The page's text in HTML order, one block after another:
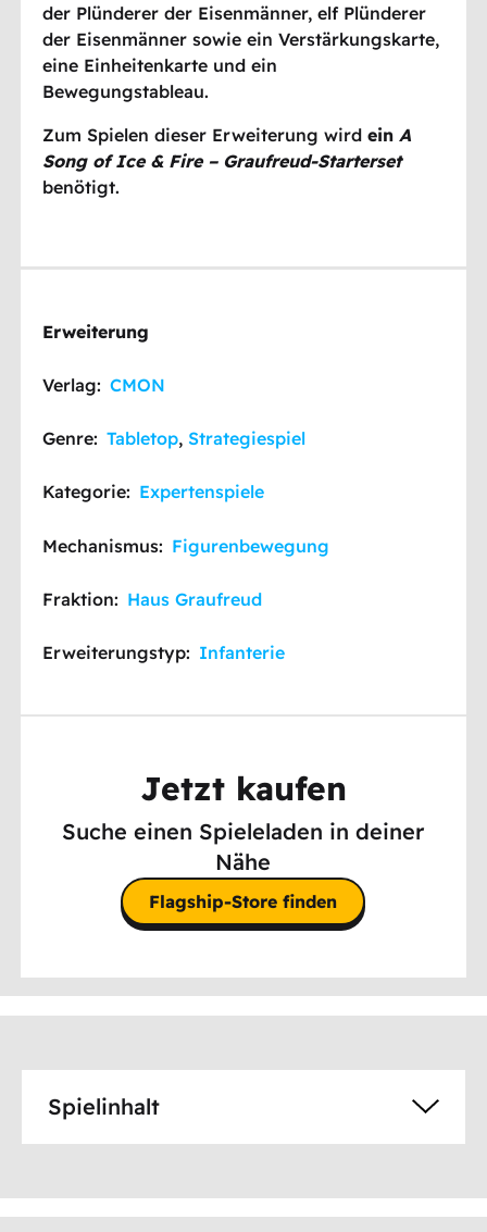
der Plünderer der Eisenmänner, elf Plünderer
der Eisenmänner sowie ein Verstärkungskarte,
eine Einheitenkarte und ein
Bewegungstableau.
Zum Spielen dieser Erweiterung wirdeinA
Song of Ice & Fire – Graufreud-Starterset
benötigt.
Erweiterung
Verlag: CMON
Genre: Tabletop, Strategiespiel
Kategorie: Expertenspiele
Mechanismus: Figurenbewegung
Fraktion: Haus Graufreud
Erweiterungstyp: Infanterie
Jetzt kaufen
Suche einen Spieleladen in deiner
Nähe
Flagship-Store finden
Spielinhalt